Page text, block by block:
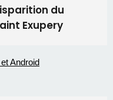
Marie et
tournoi du